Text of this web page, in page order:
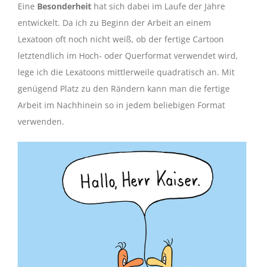
Eine Besonderheit hat sich dabei im Laufe der Jahre
entwickelt. Da ich zu Beginn der Arbeit an einem
Lexatoon oft noch nicht weiß, ob der fertige Cartoon
letztendlich im Hoch- oder Querformat verwendet wird,
lege ich die Lexatoons mittlerweile quadratisch an. Mit
genügend Platz zu den Rändern kann man die fertige
Arbeit im Nachhinein so in jedem beliebigen Format
verwenden.